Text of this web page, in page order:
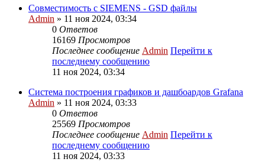
Совместимость с SIEMENS - GSD файлы
Admin » 11 ноя 2024, 03:34
0 Ответов
16169 Просмотров
Последнее сообщение Admin Перейти к
последнему сообщению
11 ноя 2024, 03:34
Система построения графиков и дашбоардов Grafana
Admin » 11 ноя 2024, 03:33
0 Ответов
25569 Просмотров
Последнее сообщение Admin Перейти к
последнему сообщению
11 ноя 2024, 03:33